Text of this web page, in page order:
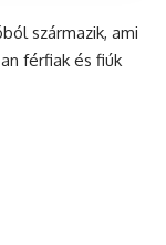
származik, ami
férfiak és fiúk